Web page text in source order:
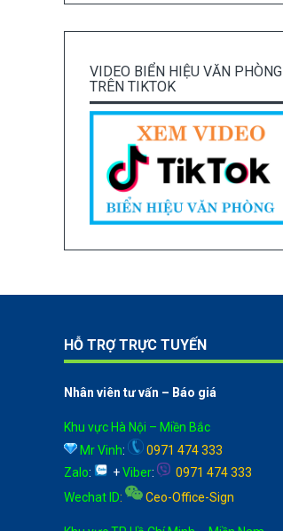
VIDEO BIỂN HIỆU VĂN PHÒNG
TRÊN TIKTOK
HỖ TRỢ TRỰC TUYẾN
Nhân viên tư vấn – Báo giá
Khu vực Hà Nội – Miền Bắc
Mr Vinh:
0971 474 333
Zalo: +Viber:
0971 474 333
Wechat ID: Ceo-Office-Sign